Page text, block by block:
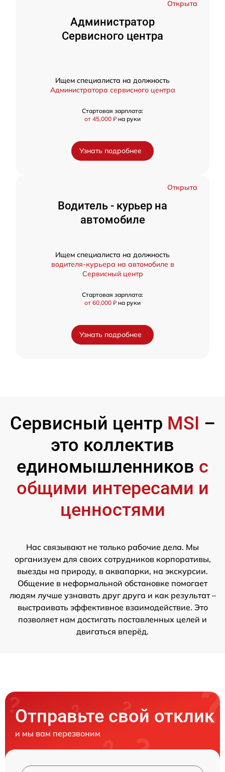
Открыта
Администратор
Сервисного центра
Ищем специалиста на должность
Администратора сервисного центра
Стартовая зарплата:
от 45,000 ₽ на руки
Узнать подробнее
Открыта
Водитель - курьер на
автомобиле
Ищем специалиста на должность
водителя-курьера на автомобиле в
Сервисный центр
Стартовая зарплата:
от 60,000 ₽ на руки
Узнать подробнее
Сервисный центр MSI –
это коллектив
единомышленников с
общими интересами и
ценностями
Нас связывают не только рабочие дела. Мы
организуем для своих сотрудников корпоративы,
выезды на природу, в аквапарки, на экскурсии.
Общение в неформальной обстановке помогает
людям лучше узнавать друг друга и как результат –
выстраивать эффективное взаимодействие. Это
позволяет нам достигать поставленных целей и
двигаться вперёд.
Отправьте свой отклик
и мы вам перезвоним